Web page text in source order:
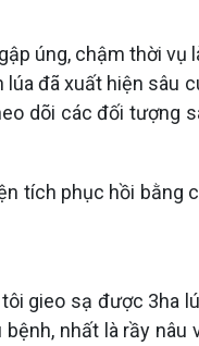
úng, chậm thời vụ
đã xuất hiện sâu
dõi các đối tượng
tích phục hồi bằng
gieo sạ được 3ha
nhất là rầy nâu